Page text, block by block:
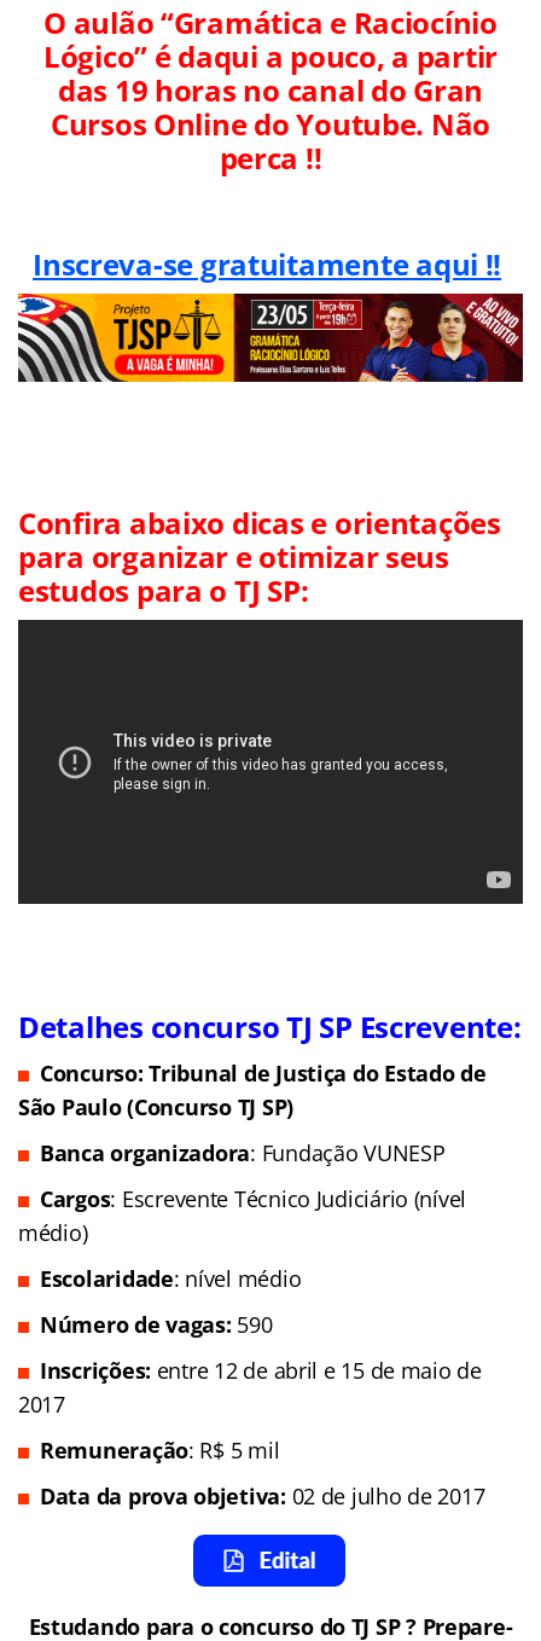
O aulão “Gramática e Raciocínio
Lógico” é daqui a pouco, a partir
das 19 horas no canal do Gran
Cursos Online do Youtube. Não
perca !!
Inscreva-se gratuitamente aqui !!
Confira abaixo dicas e orientações
para organizar e otimizar seus
estudos para o TJ SP:
Detalhes concurso TJ SP Escrevente:
Concurso: Tribunal de Justiça do Estado de
São Paulo (Concurso TJ SP)
Banca organizadora: Fundação VUNESP
Cargos: Escrevente Técnico Judiciário (nível
médio)
Escolaridade: nível médio
Número de vagas: 590
Inscrições: entre 12 de abril e 15 de maio de
2017
Remuneração: R$ 5 mil
Data da prova objetiva: 02 de julho de 2017
Estudando para o concurso do TJ SP ? Prepare-